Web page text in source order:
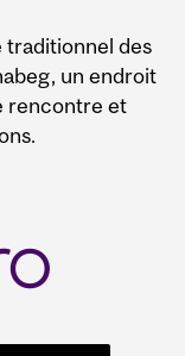
traditionnel des
un endroit
rencontre et